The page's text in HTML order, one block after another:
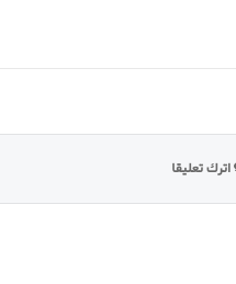
اترك تعليقا